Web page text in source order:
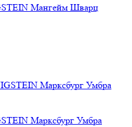
Мангейм Шварц
Марксбург Умбра